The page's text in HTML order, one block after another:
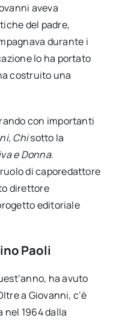
aveva
del padre,
durante i
lo ha portato
costruito una
con importanti
, Chisotto la
e Donna.
di caporedattore
direttore
editoriale
Paoli
ha avuto
a Giovanni, c’è
nel 1964 dalla